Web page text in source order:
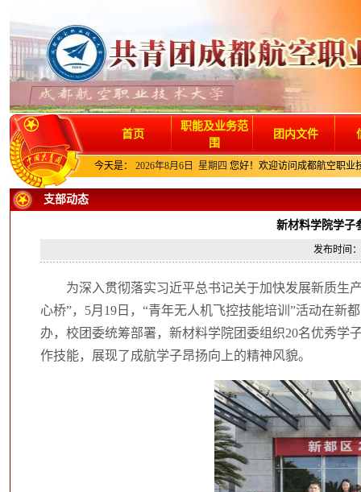
首页
职能及业务范
围
团内文件
今天是： 2026年8月6日 星期四 您好！欢迎访问成都航空职业
支部动态
新材料学院学子
发布时间
为深入贯彻落实习近平总书记关于加快发展新质生
心桥”，5月19日，“青年无人机飞控技能培训”活动在
办，校团委统筹部署，新材料学院团委组织20名优秀学
作技能，展现了成航学子昂扬向上的精神风貌。